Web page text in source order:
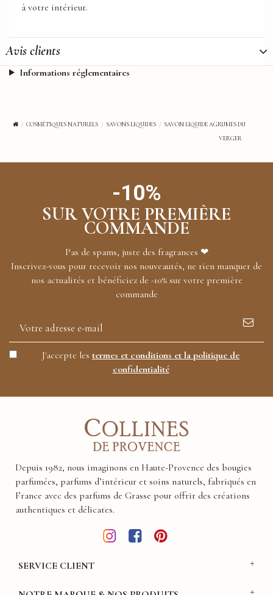
à votre intérieur.
Avis clients
Informations réglementaires
COSMÉTIQUES NATURELS SAVONS LIQUIDES
SAVON LIQUIDE AGRUMES DU
VERGER
-10%
SUR VOTRE PREMIÈRE
COMMANDE
Pas de spams, juste des fragrances ❤
Inscrivez-vous pour recevoir nos nouveautés, ne rien manquer de
nos actualités et bénéficiez de -10% sur votre première
commande
J'accepte lestermes et conditions et la politique de
confidentialité
Depuis 1982, nous imaginons en Haute-Provence des bougies
parfumées, parfums d’intérieur et soins naturels, fabriqués en
France avec des parfums de Grasse pour offrir des créations
authentiques et délicates.
SERVICE CLIENT